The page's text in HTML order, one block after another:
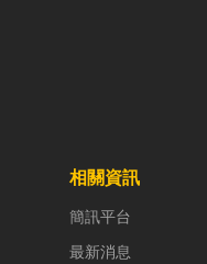
相關資訊
簡訊平台
最新消息